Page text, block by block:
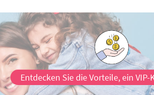
Entdecken Sie die Vorteile, ein VIP-